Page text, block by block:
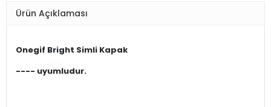
Ürün Açıklaması
Onegif Bright Simli Kapak
---- uyumludur.